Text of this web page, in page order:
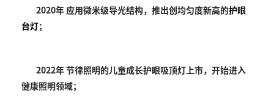
2020年 应用微米级导光结构，推出创均匀度新高的护眼
台灯；
2022年 节律照明的儿童成长护眼吸顶灯上市，开始进入
健康照明领域；